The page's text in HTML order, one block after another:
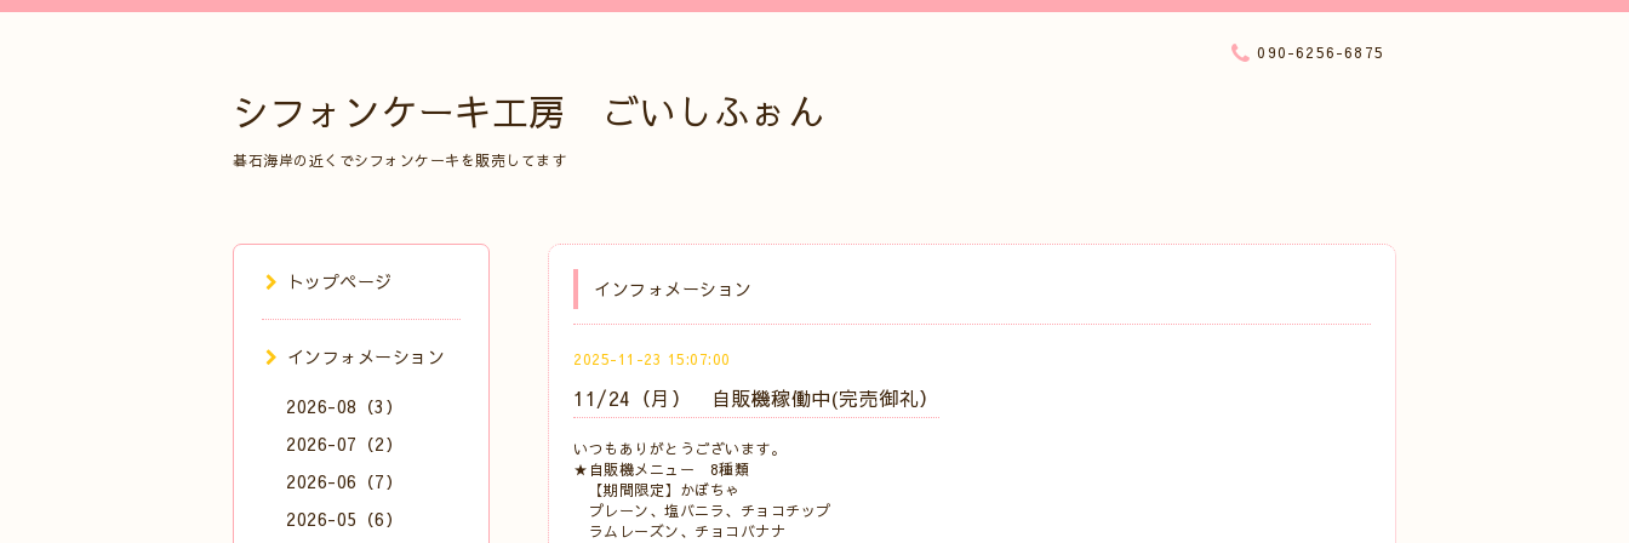
シフォンケーキ工房 ごいしふぉん
碁石海岸の近くでシフォンケーキを販売してます
090-6256-6875
インフォメーション
2025-11-23 15:07:00
11/24（月） 自販機稼働中(完売御礼）
いつもありがとうございます。
★自販機メニュー 8種類
【期間限定】かぼちゃ
プレーン、塩バニラ、チョコチップ
ラムレーズン、チョコバナナ
トップページ
インフォメーション
2026-08（3）
2026-07（2）
2026-06（7）
2026-05（6）